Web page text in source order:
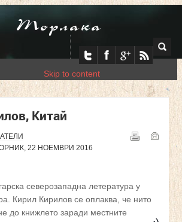
Торлака
Skip to content
Китай
22 НОЕМВРИ 2016
северозападна летература у
Кирил Кирилов се оплаква, че нито
до книжлето заради местните